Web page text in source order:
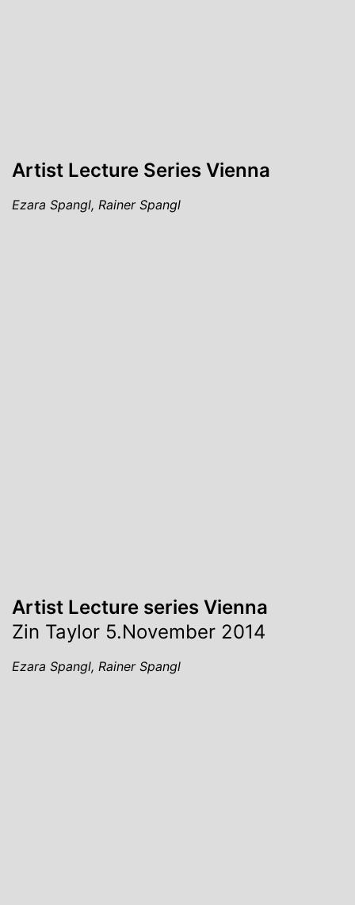
Artist Lecture Series Vienna
Ezara Spangl, Rainer Spangl
Artist Lecture series Vienna
Zin Taylor 5.November 2014
Ezara Spangl, Rainer Spangl